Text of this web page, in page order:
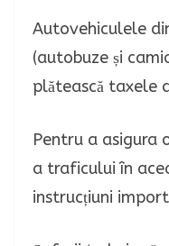
Autovehiculele
(autobuze și
plătească taxele
Pentru a asigura
a traficului în
instrucțiuni